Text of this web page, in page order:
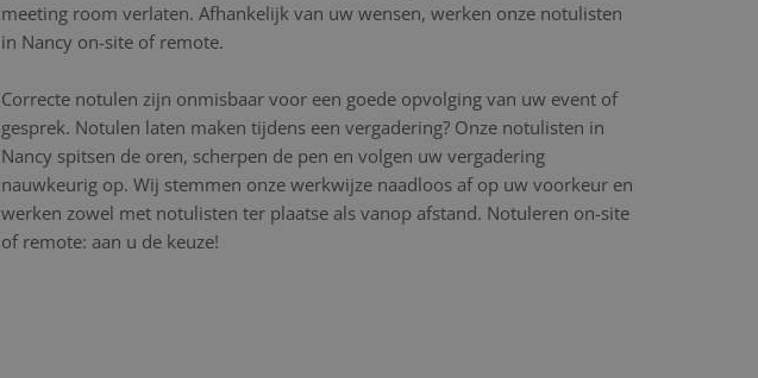
meeting room verlaten. Afhankelijk van uw wensen, werken onze notulisten
in Nancy on-site of remote.
Correcte notulen zijn onmisbaar voor een goede opvolging van uw event of
gesprek. Notulen laten maken tijdens een vergadering? Onze notulisten in
Nancy spitsen de oren, scherpen de pen en volgen uw vergadering
nauwkeurig op. Wij stemmen onze werkwijze naadloos af op uw voorkeur en
werken zowel met notulisten ter plaatse als vanop afstand. Notuleren on-site
of remote: aan u de keuze!